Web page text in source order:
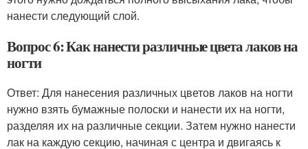
нанести следующий слой.
Вопрос 6: Как нанести различные цвета лаков на
ногти
Ответ: Для нанесения различных цветов лаков на ногти
нужно взять бумажные полоски и нанести их на ногти,
разделяя их на различные секции. Затем нужно нанести
лак на каждую секцию, начиная с центра и двигаясь к